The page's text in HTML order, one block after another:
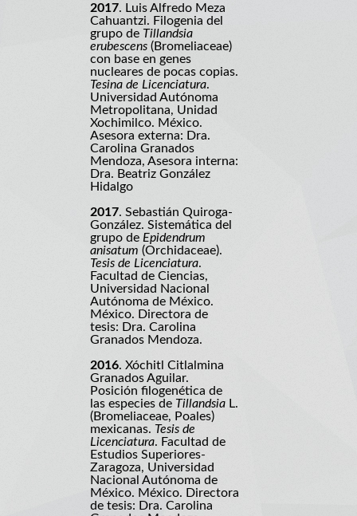
2017. Luis Alfredo Meza
Cahuantzi. Filogenia del
grupo de Tillandsia
erubescens (Bromeliaceae)
con base en genes
nucleares de pocas copias.
Tesina de Licenciatura.
Universidad Autónoma
Metropolitana, Unidad
Xochimilco. México.
Asesora externa: Dra.
Carolina Granados
Mendoza, Asesora interna:
Dra. Beatriz González
Hidalgo
2017. Sebastián Quiroga-
González. Sistemática del
grupo de Epidendrum
anisatum (Orchidaceae).
Tesis de Licenciatura.
Facultad de Ciencias,
Universidad Nacional
Autónoma de México.
México. Directora de
tesis: Dra. Carolina
Granados Mendoza.
2016. Xóchitl Citlalmina
Granados Aguilar.
Posición filogenética de
las especies de Tillandsia L.
(Bromeliaceae, Poales)
mexicanas. Tesis de
Licenciatura. Facultad de
Estudios Superiores-
Zaragoza, Universidad
Nacional Autónoma de
México. México. Directora
de tesis: Dra. Carolina